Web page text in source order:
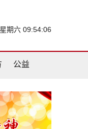
期六 09:54:07
公益